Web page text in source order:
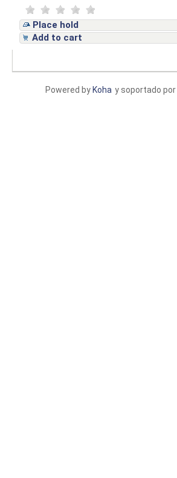
Place hold
Add to cart
y soportado por
Powered by Koha